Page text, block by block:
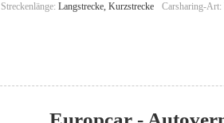
Streckenlänge: Langstrecke, Kurzstrecke Carsharing-Art: